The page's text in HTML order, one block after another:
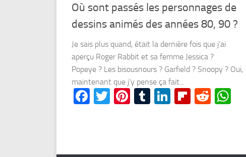
Où sont passés les personnages de
dessins animés des années 80, 90 ?
Je sais plus quand, était la dernière fois que j’ai
aperçu Roger Rabbit et sa femme Jessica ?
Popeye ? Les bisousnours ? Garfield ? Snoopy ? Oui,
maintenant que j’y pense ça fait...
Facebook
Twitter
Pinterest
Tumblr
LinkedIn
Flipboard
Reddit